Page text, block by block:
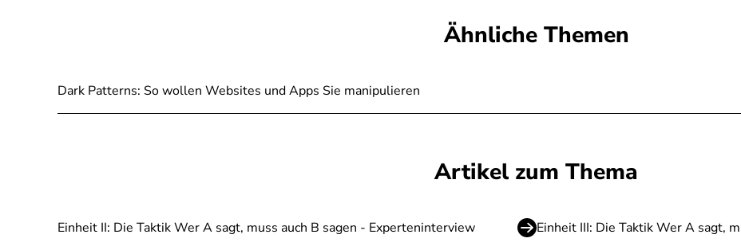
Ähnliche Themen
Dark Patterns: So wollen Websites und Apps Sie manipulieren
Artikel zum Thema
Einheit II: Die Taktik Wer A sagt, muss auch B sagen - Experteninterview Einheit III: Die Taktik Wer A sagt,